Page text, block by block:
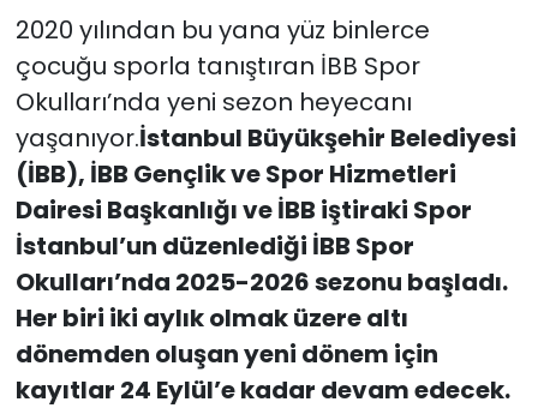
2020 yılından bu yana yüz binlerce
çocuğu sporla tanıştıran İBB Spor
Okulları’nda yeni sezon heyecanı
yaşanıyor.İstanbul Büyükşehir Belediyesi
(İBB), İBB Gençlik ve Spor Hizmetleri
Dairesi Başkanlığı ve İBB iştiraki Spor
İstanbul’un düzenlediği İBB Spor
Okulları’nda 2025-2026 sezonu başladı.
Her biri iki aylık olmak üzere altı
dönemden oluşan yeni dönem için
kayıtlar 24 Eylül’e kadar devam edecek.